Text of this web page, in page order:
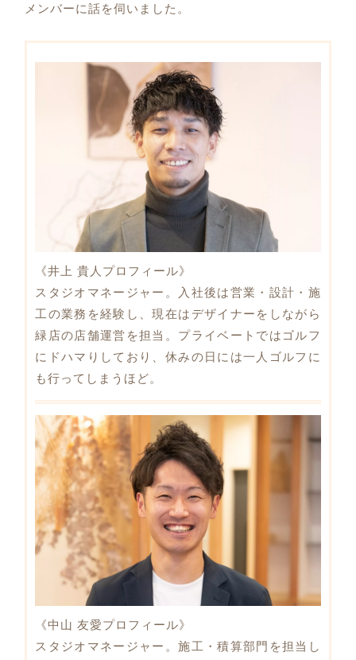
メンバーに話を伺いました。
《井上 貴人プロフィール》
スタジオマネージャー。入社後は営業・設計・施
工の業務を経験し、現在はデザイナーをしながら
緑店の店舗運営を担当。プライベートではゴルフ
にドハマりしており、休みの日には一人ゴルフに
も行ってしまうほど。
《中山 友愛プロフィール》
スタジオマネージャー。施工・積算部門を担当し